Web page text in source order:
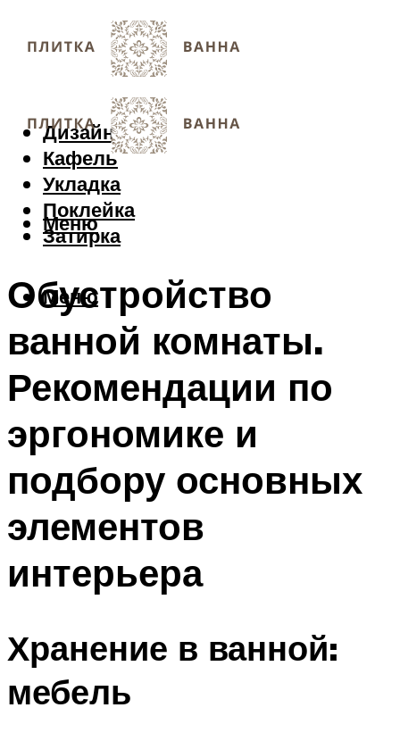
Дизайн
Кафель
Укладка
Поклейка
Затирка
Меню
Меню
Обустройство
ванной комнаты.
Рекомендации по
эргономике и
подбору основных
элементов
интерьера
Хранение в ванной:
мебель